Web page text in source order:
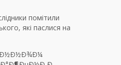
помітили
які паслися на